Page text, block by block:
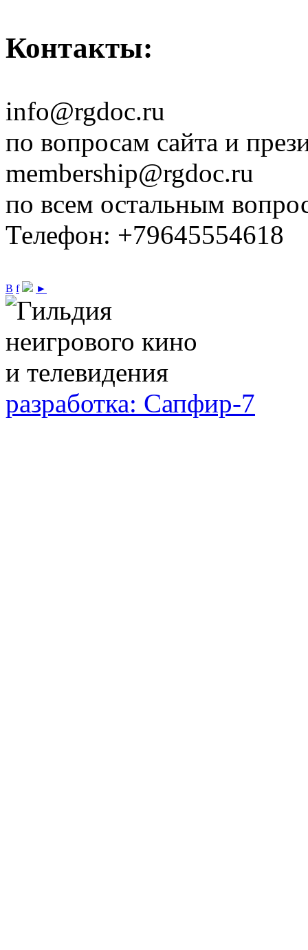
Контакты:
info@rgdoc.ru
по вопросам сайта и
membership@rgdoc.ru
по всем остальным
Телефон: +79645554618
В f ►
разработка: Сапфир-7